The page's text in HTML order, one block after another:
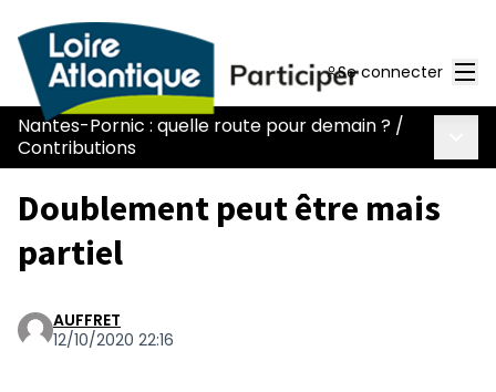
Se connecter
Nantes-Pornic : quelle route pour demain ? /
Contributions
Doublement peut être mais
partiel
AUFFRET
12/10/2020 22:16